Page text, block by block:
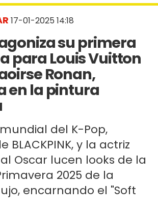
17-01-2025 14:18
su primera
para Louis Vuitton
Ronan,
en la pintura
del K-Pop,
BLACKPINK, y la actriz
Oscar lucen looks de la
2025 de la
encarnando el "Soft